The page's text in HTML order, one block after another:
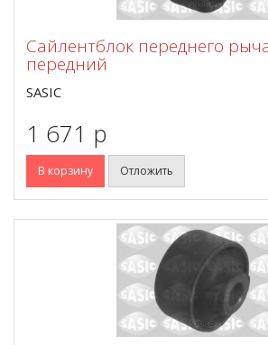
Сайлентблок переднего
передний
SASIC
1 671 p
В корзину Отложить